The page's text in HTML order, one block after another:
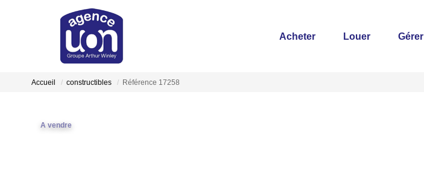
Acheter Louer Gérer
Accueil constructibles Référence 17258
A vendre